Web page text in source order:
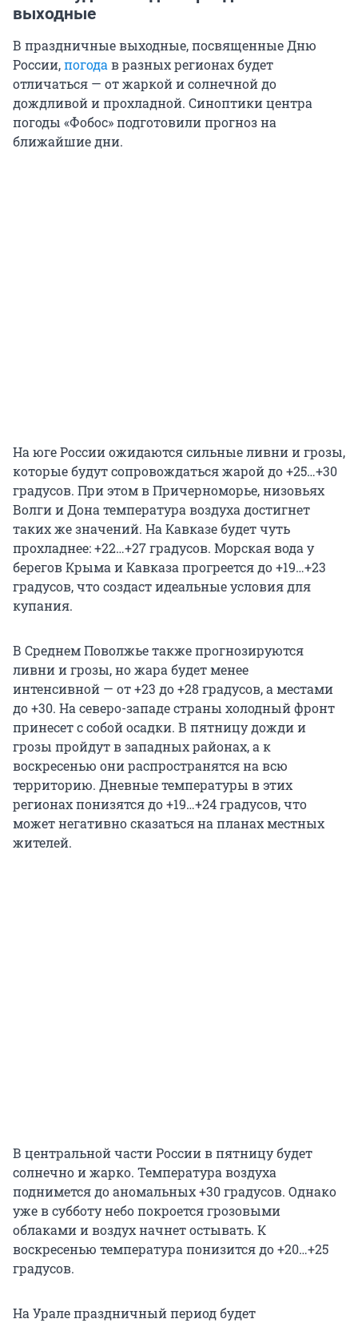
выходные
В праздничные выходные, посвященные Дню
России,погодав разных регионах будет
отличаться — от жаркой и солнечной до
дождливой и прохладной. Синоптики центра
погоды «Фобос» подготовили прогноз на
ближайшие дни.
На юге России ожидаются сильные ливни и грозы,
которые будут сопровождаться жарой до+25…+30
градусов. При этом в Причерноморье, низовьях
Волги и Дона температура воздуха достигнет
таких же значений. На Кавказе будет чуть
прохладнее:+22…+27градусов. Морская вода у
берегов Крыма и Кавказа прогреется до+19…+23
градусов, что создаст идеальные условия для
купания.
В Среднем Поволжье также прогнозируются
ливни и грозы, но жара будет менее
интенсивной — от +23 до +28 градусов, а местами
до +30. На северо-западе страны холодный фронт
принесет с собой осадки. В пятницу дожди и
грозы пройдут в западных районах, а к
воскресенью они распространятся на всю
территорию. Дневные температуры в этих
регионах понизятся до+19…+24градусов, что
может негативно сказаться на планах местных
жителей.
В центральной части России в пятницу будет
солнечно и жарко. Температура воздуха
поднимется до аномальных +30 градусов. Однако
уже в субботу небо покроется грозовыми
облаками и воздух начнет остывать. К
воскресенью температура понизится до+20…+25
градусов.
На Урале праздничный период будет